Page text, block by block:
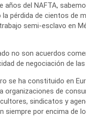
años del NAFTA,
la pérdida de cientos de
semi-esclavo en
no son acuerdos
de negociación de
se ha constituido en
organizaciones de
sindicatos y
siempre por encima de